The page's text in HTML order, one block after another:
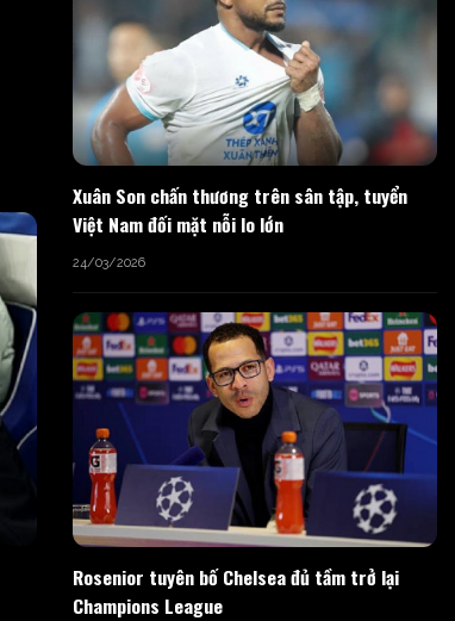
Xuân Son chấn thương trên sân tập, tuyển
Việt Nam đối mặt nỗi lo lớn
24/03/2026
Rosenior tuyên bố Chelsea đủ tầm trở lại
Champions League